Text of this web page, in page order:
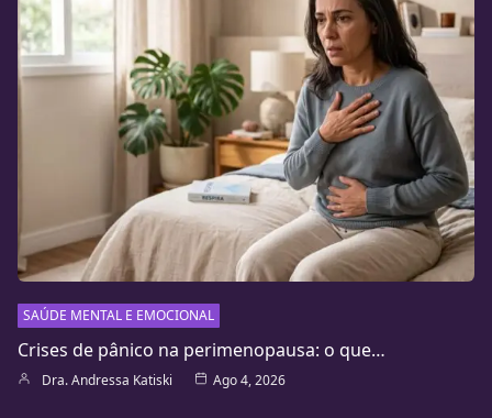
SAÚDE MENTAL E EMOCIONAL
Crises de pânico na perimenopausa: o que…
Dra. Andressa Katiski Ago 4, 2026